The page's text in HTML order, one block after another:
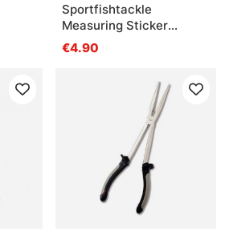
Sportfishtackle
Measuring Sticker
Transparent - 136x5cm
€4.90